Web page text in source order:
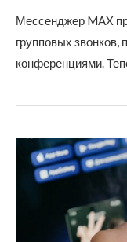
Мессенджер MAX
групповых
конференциями.